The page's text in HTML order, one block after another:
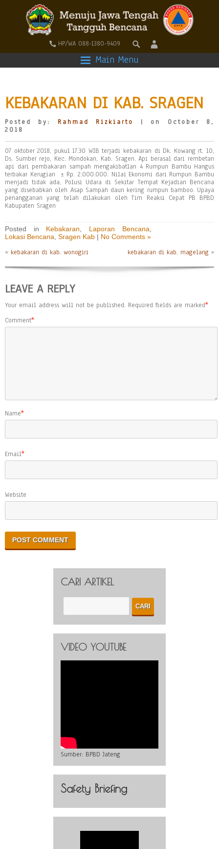
HP/WA 088-1380-9409
Main Menu
KEBAKARAN DI KAB. SRAGEN
Posted by: Rahmad Rizkiarto
| on October 8,
2018
07 oktober 2018, pukul 17.30 WIB terjadi kebakaran di Dk. Kowang rt. 10,
Ds. Sumber rejo, Kec. Mondokan, Kab. Sragen. Api berasal dari rembetan
api dari pembakaran sampah mengakibatlan 4 Rumpun Bambu Hangus
terbakar Kerugian ± Rp. 2.000.000. Nilai Ekonomi dari Rumpun Bambu
menjadi tidak ada, Polusi Udara di Sekitar Tempat Kejadian Bencana
yang disebabkan oleh Asap Sampah daun kering rumpun bamboo. Upaya
penangganan yang telah dilakukan oleh Tim Reaksi Cepat PB BPBD
Kabupaten Sragen
Posted in Kebakaran Laporan Bencana
Lokasi Bencana Sragen Kab | No Comments »
« kebakaran di kab. wonogiri kebakaran di kab. magelang »
LEAVE A REPLY
Your email address will not be published. Required fields are marked*
Comment*
Name*
Email*
Website
CARI ARTIKEL
VIDEO YOUTUBE
Sumber: BPBD Jateng
Safety Briefing